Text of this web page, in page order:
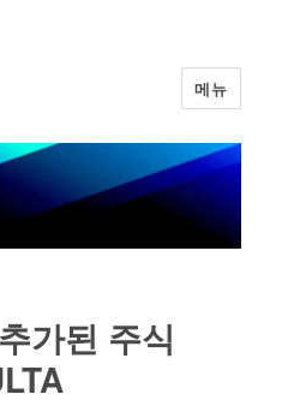
메뉴
가된 주식